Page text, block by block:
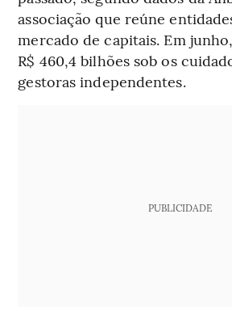
associação que reúne
mercado de capitais. Em
R$ 460,4 bilhões sob os
gestoras independentes.
PUBLICIDADE